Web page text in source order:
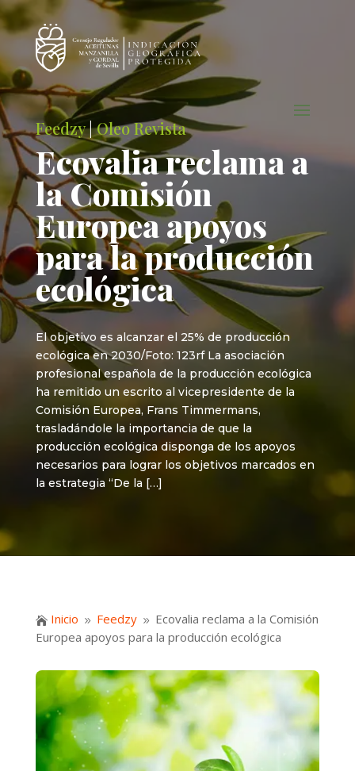
Feedzy|Oleo Revista
Ecovalia reclama a
la Comisión
Europea apoyos
para la producción
ecológica
El objetivo es alcanzar el 25% de producción
ecológica en 2030/Foto: 123rf La asociación
profesional española de la producción ecológica
ha remitido un escrito al vicepresidente de la
Comisión Europea, Frans Timmermans,
trasladándole la importancia de que la
producción ecológica disponga de los apoyos
necesarios para lograr los objetivos marcados en
la estrategia “De la […]
 Inicio 9 Feedzy 9 Ecovalia reclama a la Comisión
Europea apoyos para la producción ecológica